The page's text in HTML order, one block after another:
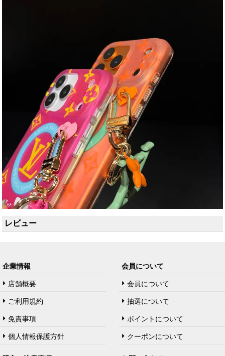
レビュー
企業情報
店舗概要
ご利用規約
免責事項
個人情報保護方針
会員について
会員について
抽選について
ポイントについて
クーポンについて